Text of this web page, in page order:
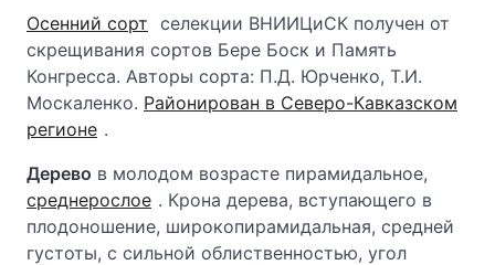
Осенний сорт селекции ВНИИЦиСК получен от
скрещивания сортов Бере Боск и Память
Конгресса. Авторы сорта: П.Д. Юрченко, Т.И.
Москаленко. Районирован в Северо-Кавказском
регионе .
Дерево в молодом возрасте пирамидальное,
среднерослое . Крона дерева, вступающего в
плодоношение, широкопирамидальная, средней
густоты, с сильной облиственностью, угол